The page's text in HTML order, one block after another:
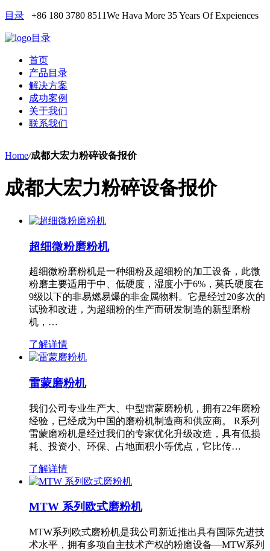
目录 +86 180 3780 8511We Hava More 35 Years Of Expeiences
目录
首页
产品目录
解决方案
成功案例
关于我们
联系我们
Home/成都大宏力粉碎设备报价
成都大宏力粉碎设备报价
超细微粉磨粉机
超细微粉磨粉机是一种细粉及超细粉的加工设备，此微
粉磨主要适用于中、低硬度，湿度小于6%，莫氏硬度在
9级以下的非易燃易爆的非金属物料。它是经过20多次的
试验和改进，为超细粉的生产而研发制造的新型磨粉
机，…
了解详情
雷蒙磨粉机
我们公司专业生产大、中型雷蒙磨粉机，拥有22年磨粉
经验，已经成为中国的磨粉机制造商和供应商。 R系列
雷蒙磨粉机是经过我们的专家优化升级改造，具有低损
耗、投资小、环保、占地面积小等优点，它比传…
了解详情
MTW 系列欧式磨粉机
MTW系列欧式磨粉机是我公司新近推出具有国际先进技
术水平，拥有多项自主技术产权的粉磨设备—MTW系列